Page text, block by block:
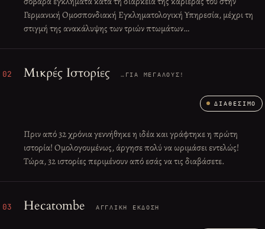
Γερμανική Ομοσπονδιακή Εγκληματολογική Υπηρεσία, μέχρι τη
στιγμή της ανακάλυψης των τριών πτωμάτων…
02 Μικρές Ιστορίες …ΓΙΑ ΜΕΓΆΛΟΥΣ!
ΔΙΑΘΈΣΙΜΟ
Πριν από 32 χρόνια γεννήθηκε η ιδέα και γράφτηκε η πρώτη
ιστορία! Ομολογουμένως, άργησε πολύ να ωριμάσει εντελώς!
Τώρα, 32 ιστορίες περιμένουν από εσάς να τις διαβάσετε.
03 Hecatombe ΑΓΓΛΙΚΉ ΈΚΔΟΣΗ